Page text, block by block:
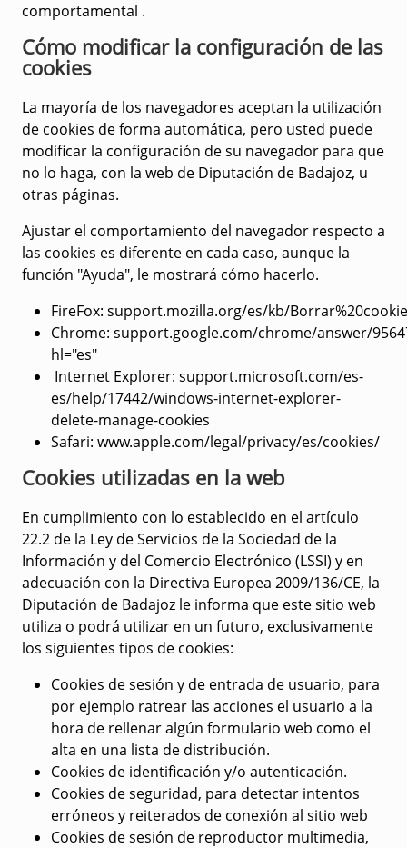
comportamental .
Cómo modificar la configuración de las
cookies
La mayoría de los navegadores aceptan la utilización
de cookies de forma automática, pero usted puede
modificar la configuración de su navegador para que
no lo haga, con la web de Diputación de Badajoz, u
otras páginas.
Ajustar el comportamiento del navegador respecto a
las cookies es diferente en cada caso, aunque la
función "Ayuda", le mostrará cómo hacerlo.
FireFox: support.mozilla.org/es/kb/
Chrome: support.google.com/chrome/answer/
hl="es"
Internet Explorer: support.microsoft.com/es-
es/help/17442/windows-internet-explorer-
delete-manage-cookies
Safari: www.apple.com/legal/privacy/es/cookies/
Cookies utilizadas en la web
En cumplimiento con lo establecido en el artículo
22.2 de la Ley de Servicios de la Sociedad de la
Información y del Comercio Electrónico (LSSI) y en
adecuación con la Directiva Europea 2009/136/CE, la
Diputación de Badajoz le informa que este sitio web
utiliza o podrá utilizar en un futuro, exclusivamente
los siguientes tipos de cookies:
Cookies de sesión y de entrada de usuario, para
por ejemplo ratrear las acciones el usuario a la
hora de rellenar algún formulario web como el
alta en una lista de distribución.
Cookies de identificación y/o autenticación.
Cookies de seguridad, para detectar intentos
erróneos y reiterados de conexión al sitio web
Cookies de sesión de reproductor multimedia,